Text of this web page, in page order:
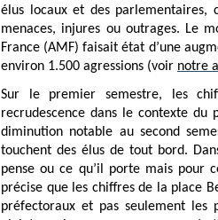
élus locaux et des parlementaires,
menaces, injures ou outrages. Le
France (AMF) faisait état d’une
environ 1.500 agressions (voir notre
Sur le premier semestre, les
recrudescence dans le contexte
diminution notable au second
touchent des élus de tout bord.
pense ou ce qu’il porte mais pour
précise que les chiffres de la place
préfectoraux et pas seulement les